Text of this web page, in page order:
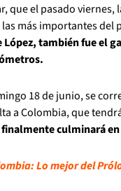
que el pasado viernes,
más importantes del
López, también fue el
18 de junio, se
a Colombia, que
culminará en
Lo mejor del